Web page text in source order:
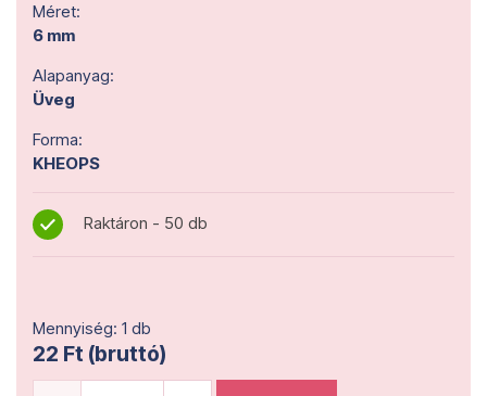
Méret:
6 mm
Alapanyag:
Üveg
Forma:
KHEOPS
Raktáron - 50 db
Mennyiség: 1 db
22 Ft (bruttó)